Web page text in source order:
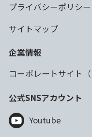
プライバシーポリシー
サイトマップ
企業情報
コーポレートサイト（
公式SNSアカウント
Youtube